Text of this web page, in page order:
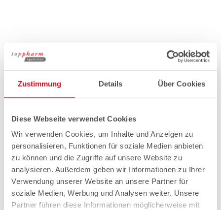
Zustimmung Details Über Cookies
Diese Webseite verwendet Cookies
Wir verwenden Cookies, um Inhalte und Anzeigen zu
personalisieren, Funktionen für soziale Medien anbieten
zu können und die Zugriffe auf unsere Website zu
analysieren. Außerdem geben wir Informationen zu Ihrer
Verwendung unserer Website an unsere Partner für
soziale Medien, Werbung und Analysen weiter. Unsere
Partner führen diese Informationen möglicherweise mit